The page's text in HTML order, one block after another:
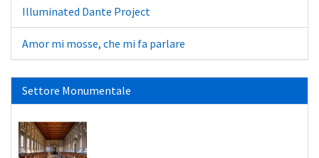
Illuminated Dante Project
Amor mi mosse, che mi fa parlare
Settore Monumentale